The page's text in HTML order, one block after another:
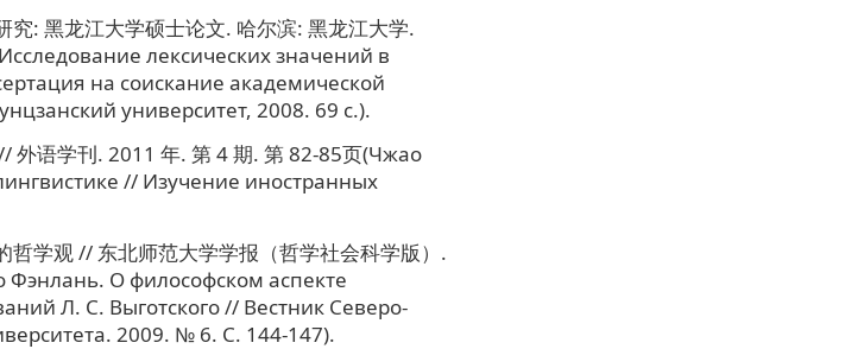
: 黑龙江大学硕士论文. 哈尔滨: 黑龙江大学.
лексических значений в
на соискание академической
университет, 2008. 69 c.).
外语学刊. 2011 年. 第 4 期. 第 82-85页(Чжао
// Изучение иностранных
哲学观 // 东北师范大学学报（哲学社会科学版）.
Фэнлань. О философском аспекте
Л. С. Выготского // Вестник Северо-
2009. № 6. C. 144-147).